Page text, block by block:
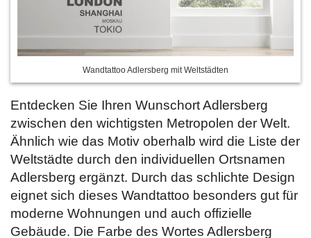
Wandtattoo Adlersberg mit Weltstädten
Entdecken Sie Ihren Wunschort Adlersberg
zwischen den wichtigsten Metropolen der Welt.
Ähnlich wie das Motiv oberhalb wird die Liste der
Weltstädte durch den individuellen Ortsnamen
Adlersberg ergänzt. Durch das schlichte Design
eignet sich dieses Wandtattoo besonders gut für
moderne Wohnungen und auch offizielle
Gebäude. Die Farbe des Wortes Adlersberg